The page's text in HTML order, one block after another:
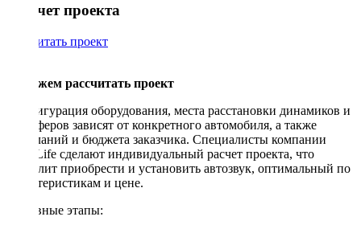
Рассчет проекта
Рассчитать проект
Поможем рассчитать проект
Конфигурация оборудования, места расстановки динамиков и
сабвуферов зависят от конкретного автомобиля, а также
пожеланий и бюджета заказчика. Специалисты компании
DriveLife сделают индивидуальный расчет проекта, что
позволит приобрести и установить автозвук, оптимальный по
характеристикам и цене.
Основные этапы: